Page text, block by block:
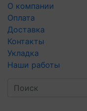
О компании
Оплата
Доставка
Контакты
Укладка
Наши работы